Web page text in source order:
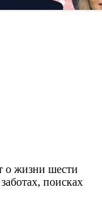
о жизни шести
поисках